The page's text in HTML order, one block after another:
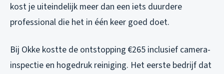
kost je uiteindelijk meer dan een iets duurdere
professional die het in één keer goed doet.
Bij Okke kostte de ontstopping €265 inclusief camera-
inspectie en hogedruk reiniging. Het eerste bedrijf dat